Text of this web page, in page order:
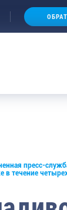
пресс-
в течение